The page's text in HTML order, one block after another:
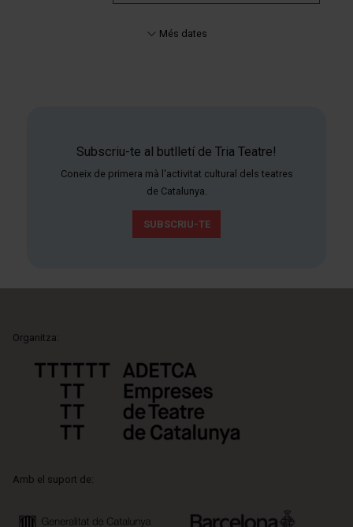
Més dates
Subscriu-te al butlletí de Tria Teatre!
Coneix de primera mà l'activitat cultural dels teatres
de Catalunya.
SUBSCRIU-TE
Organitza:
Amb el suport de: